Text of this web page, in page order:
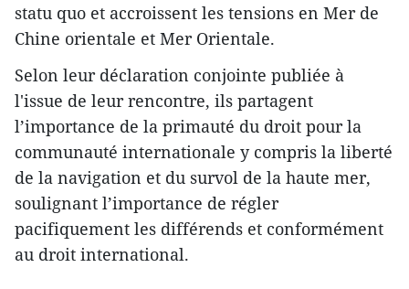
statu quo et accroissent les tensions en Mer de
Chine orientale et Mer Orientale.
Selon leur déclaration conjointe publiée à
l'issue de leur rencontre, ils partagent
l’importance de la primauté du droit pour la
communauté internationale y compris la liberté
de la navigation et du survol de la haute mer,
soulignant l’importance de régler
pacifiquement les différends et conformément
au droit international.